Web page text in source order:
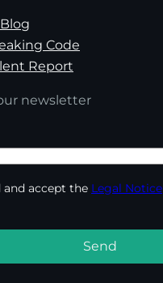
Code
Report
newsletter
and accept the Legal Notice